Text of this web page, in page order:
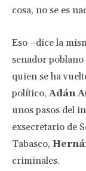
cosa, no se es
Eso –dice la
senador poblano
quien se ha
político, Adán
unos pasos del
exsecretario de
Tabasco,
criminales.